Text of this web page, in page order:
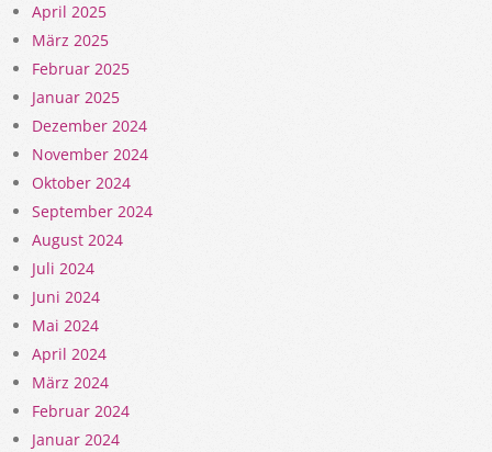
April 2025
März 2025
Februar 2025
Januar 2025
Dezember 2024
November 2024
Oktober 2024
September 2024
August 2024
Juli 2024
Juni 2024
Mai 2024
April 2024
März 2024
Februar 2024
Januar 2024